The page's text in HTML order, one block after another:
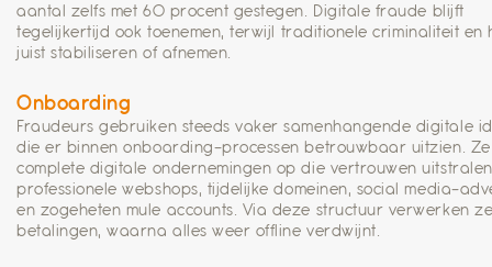
aantal zelfs met 60 procent gestegen. Digitale fraude blijft
tegelijkertijd ook toenemen, terwijl traditionele criminaliteit en
juist stabiliseren of afnemen.
Onboarding
Fraudeurs gebruiken steeds vaker samenhangende digitale
die er binnen onboarding-processen betrouwbaar uitzien.
complete digitale ondernemingen op die vertrouwen
professionele webshops, tijdelijke domeinen, social media-
en zogeheten mule accounts. Via deze structuur verwerken
betalingen, waarna alles weer offline verdwijnt.